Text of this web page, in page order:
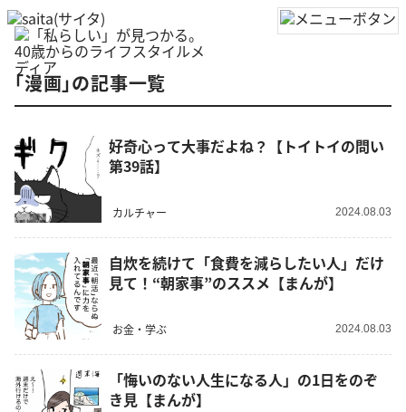
「漫画」の記事一覧
好奇心って大事だよね？【トイトイの問い
第39話】
カルチャー 2024.08.03
自炊を続けて「食費を減らしたい人」だけ
見て！“朝家事”のススメ【まんが】
お金・学ぶ 2024.08.03
「悔いのない人生になる人」の1日をのぞ
き見【まんが】